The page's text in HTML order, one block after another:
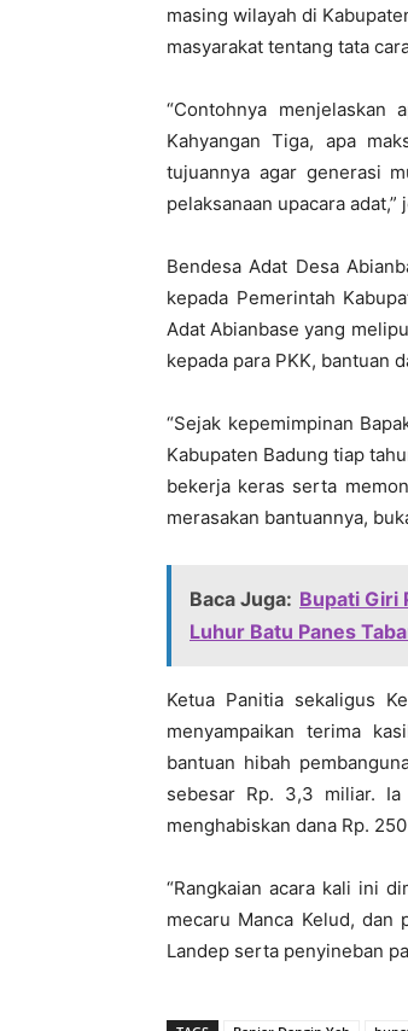
masing wilayah di
masyarakat tentang tata
“Contohnya menjelaskan
Kahyangan Tiga, apa
tujuannya agar generasi
pelaksanaan upacara adat,”
Bendesa Adat Desa
kepada Pemerintah
Adat Abianbase yang
kepada para PKK, bantuan
“Sejak kepemimpinan
Kabupaten Badung tiap
bekerja keras serta
merasakan bantuannya,
Baca Juga: Bupati Giri
Luhur Batu Panes
Ketua Panitia sekaligus
menyampaikan terima
bantuan hibah
sebesar Rp. 3,3 miliar. Ia
menghabiskan dana Rp.
“Rangkaian acara kali ini
mecaru Manca Kelud, dan
Landep serta penyineban